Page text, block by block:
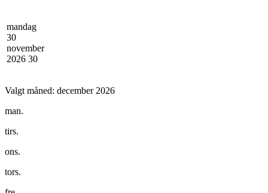
mandag
30
november
2026 30
Valgt måned: december 2026
man.
tirs.
ons.
tors.